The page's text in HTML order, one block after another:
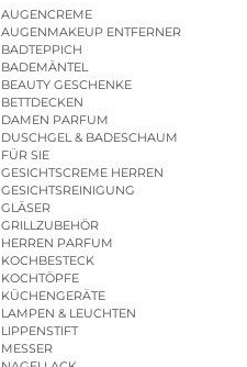
AUGENCREME
AUGENMAKEUP ENTFERNER
BADTEPPICH
BADEMÄNTEL
BEAUTY GESCHENKE
BETTDECKEN
DAMEN PARFUM
DUSCHGEL & BADESCHAUM
FÜR SIE
GESICHTSCREME HERREN
GESICHTSREINIGUNG
GLÄSER
GRILLZUBEHÖR
HERREN PARFUM
KOCHBESTECK
KOCHTÖPFE
KÜCHENGERÄTE
LAMPEN & LEUCHTEN
LIPPENSTIFT
MESSER